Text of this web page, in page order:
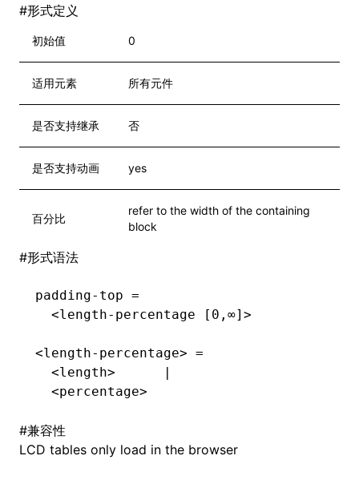
#形式定义
初始值 0
适用元素 所有元件
是否支持继承 否
是否支持动画 yes
百分比
refer to the width of the containing
block
#形式语法
padding-top =
  <length-percentage [0,∞]>
<length-percentage> =
  <length>      |
  <percentage>
#兼容性
LCD tables only load in the browser